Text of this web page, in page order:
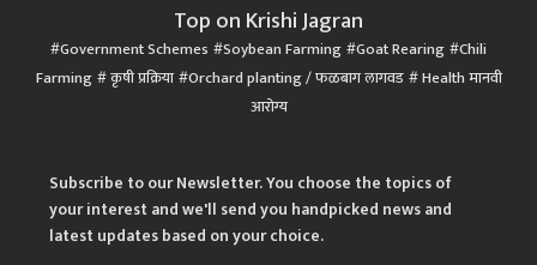
Top on Krishi Jagran
Government Schemes Soybean Farming Goat Rearing Chili
Farming कृषी प्रक्रिया Orchard planting / फळबाग लागवड Health मानवी
आरोग्य
Subscribe to our Newsletter. You choose the topics of
your interest and we'll send you handpicked news and
latest updates based on your choice.